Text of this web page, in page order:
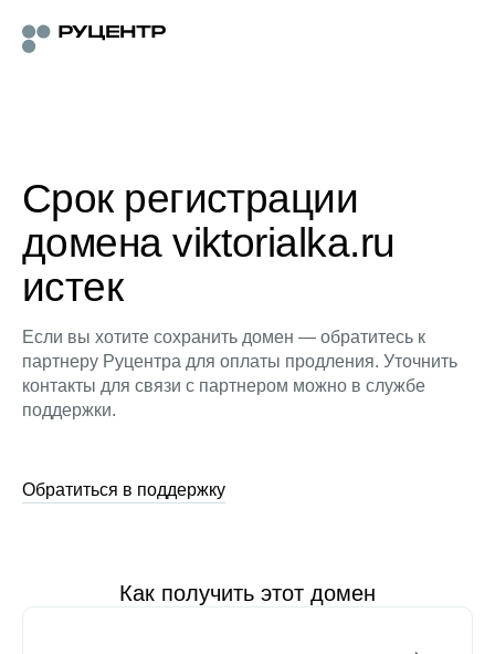
Срок регистрации
домена viktorialka.ru
истек
Если вы хотите сохранить домен — обратитесь к
партнеру Руцентра для оплаты продления. Уточнить
контакты для связи с партнером можно в службе
поддержки.
Обратиться в поддержку
Как получить этот домен